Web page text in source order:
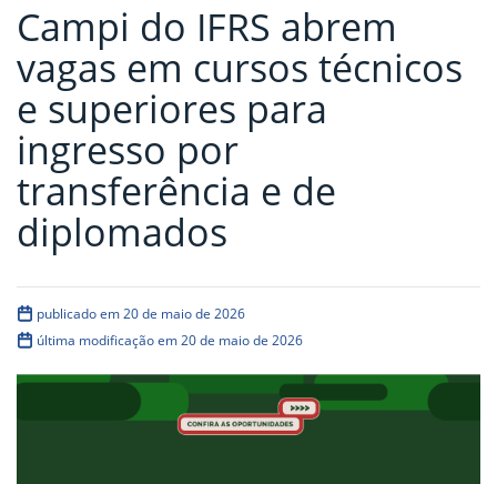
Campi do IFRS abrem
vagas em cursos técnicos
e superiores para
ingresso por
transferência e de
diplomados
publicado em 20 de maio de 2026
última modificação em 20 de maio de 2026